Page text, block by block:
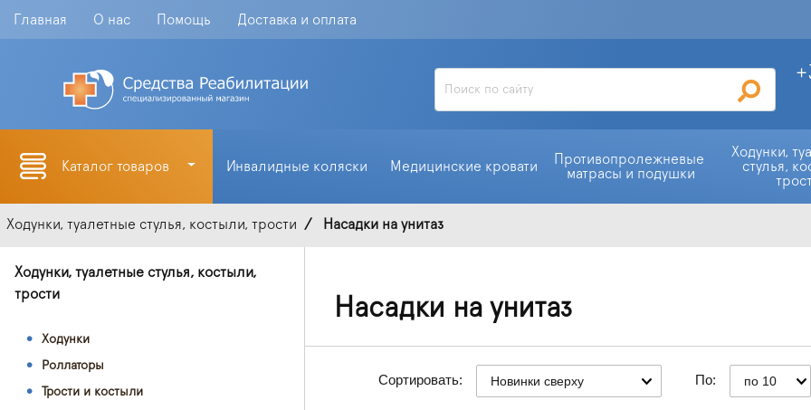
Главная О нас Помощь Доставка и оплата
Каталог товаров Инвалидные коляски Медицинские кровати
Противопролежневые
матрасы и подушки
Ходунки,
стулья,
Ходунки, туалетные стулья, костыли, трости Насадки на унитаз
Ходунки, туалетные стулья, костыли,
трости
Ходунки
Роллаторы
Трости и костыли
Насадки на унитаз
Сортировать: Новинки сверху По: по 10